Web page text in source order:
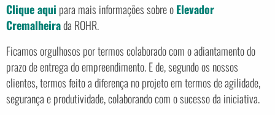
Clique aqui para mais informações sobre oElevador
Cremalheirada ROHR.
Ficamos orgulhosos por termos colaborado com o adiantamento do
prazo de entrega do empreendimento. E de, segundo os nossos
clientes, termos feito a diferença no projeto em termos de agilidade,
segurança e produtividade, colaborando com o sucesso da iniciativa.